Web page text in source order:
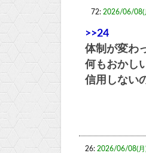
72: 2026/06/08(
>>24
体制が変わ
何もおかし
信用しない
26: 2026/06/08(月